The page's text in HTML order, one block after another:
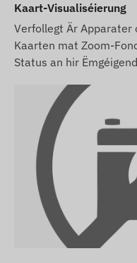
Kafoptiounen
Wann Dir
Software-
Iech selwer ëm
de Betrib
këmmeren.
Wann Dir nieft
Abonnement
Dir den Apparat
registréiert an
d'Astellung vun
Responsabilitéit.
Kaart-Visualiséierung
Verfollegt Är Apparater
Kaarten mat Zoom-
Status an hir